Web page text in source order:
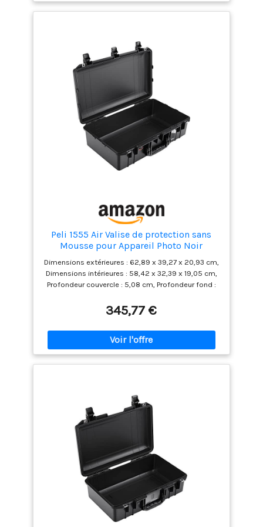
-51 ⁰C et 71 ⁰C, Flottabilité
valises de protection en polymère grâce au
Température de fonctionnement entre -51 ⁰C et 71
⁰C, Flottabilité : 26,26 kg
Peli 1555 Air Valise de protection sans
Mousse pour Appareil Photo Noir
Dimensions extérieures : 62,89 x 39,27 x 20,93 cm,
Dimensions intérieures : 58,42 x 32,39 x 19,05 cm,
Profondeur couvercle : 5,08 cm, Profondeur fond :
kg Résistante à l'eau, résistante aux chocs et à
l'épreuve de la poussière. Vanne de purge
automatique – maintient l'eau et la poussière à
l'extérieur tout en équilibrant la pression d'air, porte-
étiquette Jusqu'à 40 % plus léger que les autres
valises de protection en polymère grâce au
Température de fonctionnement entre -51 ⁰C et 71
⁰C, Flottabilité : 36,83 kg
345,77 €